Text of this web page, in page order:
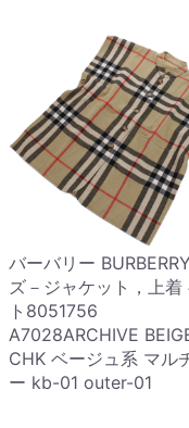
バーバリー
ズ－ジャケット，上着
ト8051756
A7028ARCHIVE
CHK ベージュ系 マル
ー kb-01 outer-01